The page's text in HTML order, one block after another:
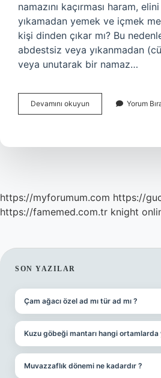
namazını kaçırması haram, elini
yıkamadan yemek ve içmek
kişi dinden çıkar mı? Bu
abdestsiz veya yıkanmadan
veya unutarak bir namaz…
Devamını okuyun
Olmak
Yorum
https://myforumum.com https://
https://famemed.com.tr knight
SIDEBAR
SON YAZILAR
Çam ağacı özel ad mı tür ad mı ?
Kuzu göbeği mantarı hangi ortamlarda
Muvazzaflık dönemi ne kadardır ?